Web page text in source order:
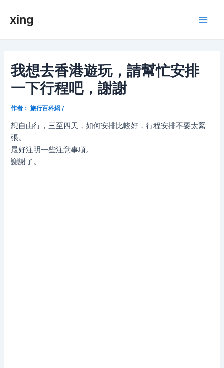
xing
我想去香港遊玩，請幫忙安排
一下行程吧，謝謝
作者： 旅行百科網 /
想自由行，三至四天，如何安排比較好，行程安排不要太緊
張。
最好注明一些注意事項。
謝謝了。